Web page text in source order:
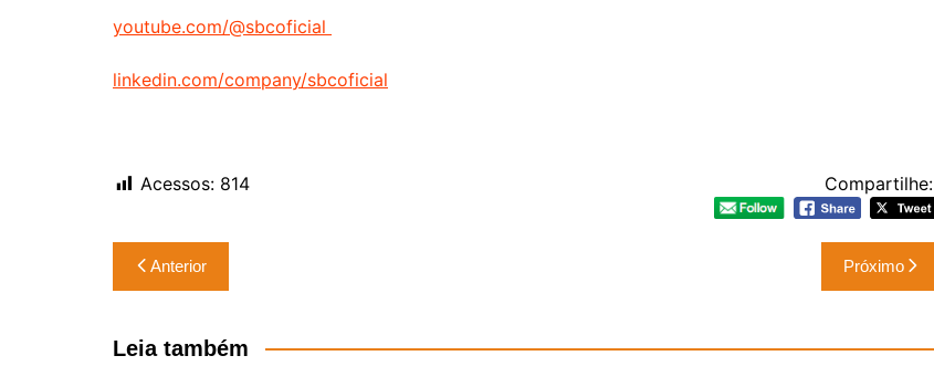
youtube.com/@sbcoficial
linkedin.com/company/sbcoficial
Compartilhe:
Acessos: 814
Navegação
de
Post
Anterior Próximo
Leia também